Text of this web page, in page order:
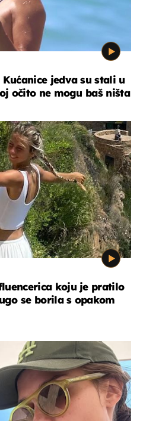
jedva su stali u
očito ne mogu baš ništa
koju je pratilo
se borila s opakom